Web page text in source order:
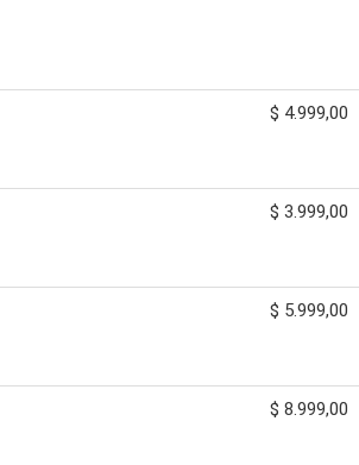
$ 4.999,00
$ 3.999,00
$ 5.999,00
$ 8.999,00